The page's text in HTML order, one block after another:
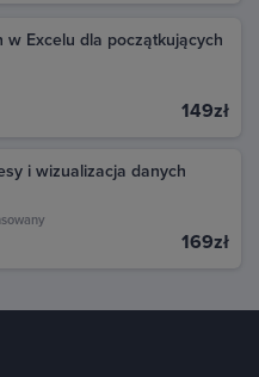
w Excelu dla początkujących
149zł
i wizualizacja danych
169zł